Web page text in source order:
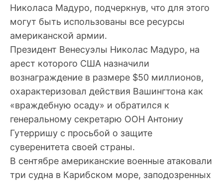
Николаса Мадуро, подчеркнув, что для этого
могут быть использованы все ресурсы
американской армии.
Президент Венесуэлы Николас Мадуро, на
арест которого США назначили
вознаграждение в размере $50 миллионов,
охарактеризовал действия Вашингтона как
«враждебную осаду» и обратился к
генеральному секретарю ООН Антониу
Гутерришу с просьбой о защите
суверенитета своей страны.
В сентябре американские военные атаковали
три судна в Карибском море, заподозренных